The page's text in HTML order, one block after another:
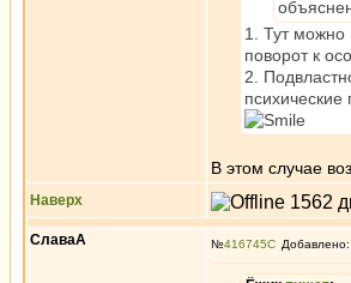
1. Тут можно
поворот к
2.
В этом случае
Наверх
СлаваА №416745